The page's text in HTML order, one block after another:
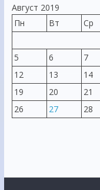
Август 2019
Пн
Вт Ср
5
6 7
12
13 14
19
20 21
26
27 28